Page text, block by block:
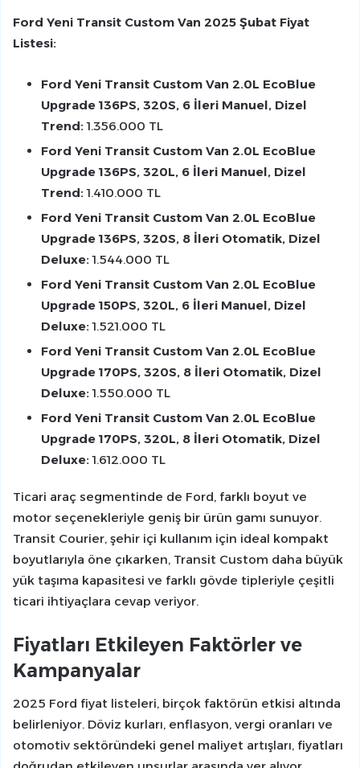
Ford Yeni Transit Custom Van 2025 Şubat Fiyat
Listesi:
Ford Yeni Transit Custom Van 2.0L EcoBlue
Upgrade 136PS, 320S, 6 İleri Manuel, Dizel
Trend:1.356.000 TL
Ford Yeni Transit Custom Van 2.0L EcoBlue
Upgrade 136PS, 320L, 6 İleri Manuel, Dizel
Trend:1.410.000 TL
Ford Yeni Transit Custom Van 2.0L EcoBlue
Upgrade 136PS, 320S, 8 İleri Otomatik, Dizel
Deluxe:1.544.000 TL
Ford Yeni Transit Custom Van 2.0L EcoBlue
Upgrade 150PS, 320L, 6 İleri Manuel, Dizel
Deluxe:1.521.000 TL
Ford Yeni Transit Custom Van 2.0L EcoBlue
Upgrade 170PS, 320S, 8 İleri Otomatik, Dizel
Deluxe:1.550.000 TL
Ford Yeni Transit Custom Van 2.0L EcoBlue
Upgrade 170PS, 320L, 8 İleri Otomatik, Dizel
Deluxe:1.612.000 TL
Ticari araç segmentinde de Ford, farklı boyut ve
motor seçenekleriyle geniş bir ürün gamı sunuyor.
Transit Courier, şehir içi kullanım için ideal kompakt
boyutlarıyla öne çıkarken, Transit Custom daha büyük
yük taşıma kapasitesi ve farklı gövde tipleriyle çeşitli
ticari ihtiyaçlara cevap veriyor.
Fiyatları Etkileyen Faktörler ve
Kampanyalar
2025 Ford fiyat listeleri, birçok faktörün etkisi altında
belirleniyor. Döviz kurları, enflasyon, vergi oranları ve
otomotiv sektöründeki genel maliyet artışları, fiyatları